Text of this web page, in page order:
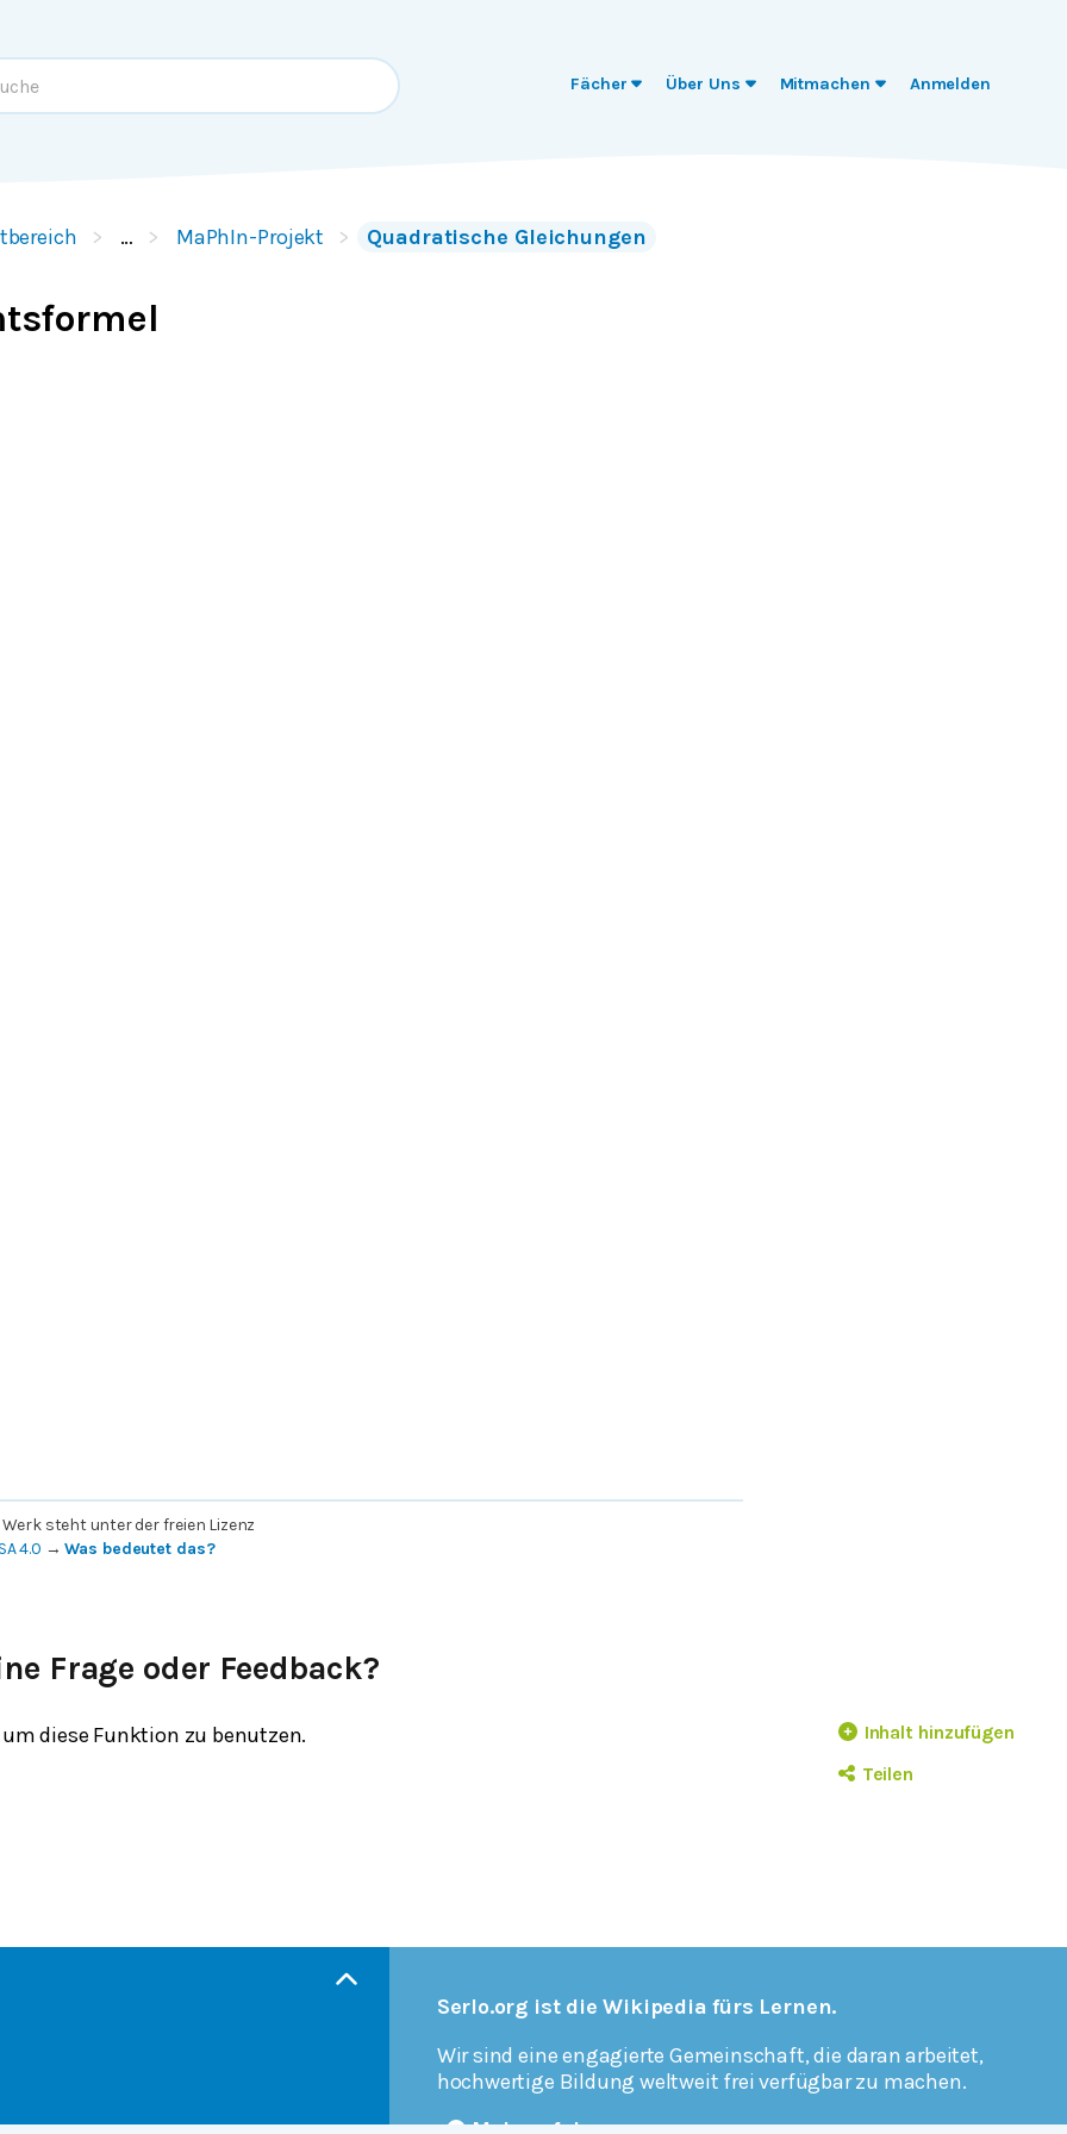
Fächer Über Uns Mitmachen Anmelden
… MaPhIn-Projekt Quadratische Gleichungen
Werk steht unter der freien Lizenz
4.0 →Was bedeutet das?
Inhalt hinzufügen
Teilen
Frage oder Feedback?
um diese Funktion zu benutzen.
Serlo.org ist die Wikipedia fürs Lernen.
Wir sind eine engagierte Gemeinschaft, die daran arbeitet,
hochwertige Bildung weltweit frei verfügbar zu machen.